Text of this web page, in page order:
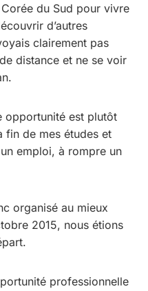
du Sud pour vivre
d’autres
clairement pas
distance et ne se voir
opportunité est plutôt
fin de mes études et
emploi, à rompre un
organisé au mieux
2015, nous étions
professionnelle